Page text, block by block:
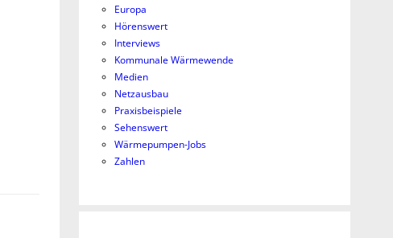
Europa
Hörenswert
Interviews
Kommunale Wärmewende
Medien
Netzausbau
Praxisbeispiele
Sehenswert
Wärmepumpen-Jobs
Zahlen